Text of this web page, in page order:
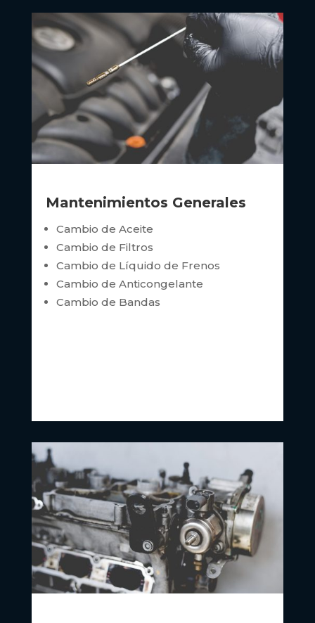
Mantenimientos Generales
Cambio de Aceite
Cambio de Filtros
Cambio de Líquido de Frenos
Cambio de Anticongelante
Cambio de Bandas